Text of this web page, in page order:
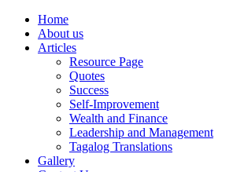
Home
About us
Articles
Resource Page
Quotes
Success
Self-Improvement
Wealth and Finance
Leadership and Management
Tagalog Translations
Gallery